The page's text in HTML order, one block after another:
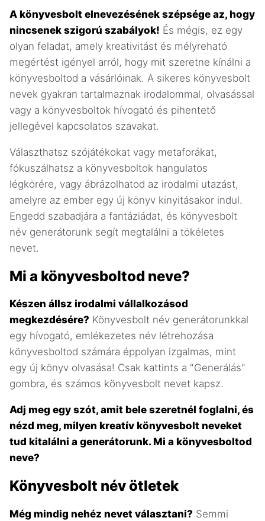
A könyvesbolt elnevezésének szépsége az, hogy
nincsenek szigorú szabályok! És mégis, ez egy
olyan feladat, amely kreativitást és mélyreható
megértést igényel arról, hogy mit szeretne kínálni a
könyvesboltod a vásárlóinak. A sikeres könyvesbolt
nevek gyakran tartalmaznak irodalommal, olvasással
vagy a könyvesboltok hívogató és pihentető
jellegével kapcsolatos szavakat.
Választhatsz szójátékokat vagy metaforákat,
fókuszálhatsz a könyvesboltok hangulatos
légkörére, vagy ábrázolhatod az irodalmi utazást,
amelyre az ember egy új könyv kinyitásakor indul.
Engedd szabadjára a fantáziádat, és könyvesbolt
név generátorunk segít megtalálni a tökéletes
nevet.
Mi a könyvesboltod neve?
Készen állsz irodalmi vállalkozásod
megkezdésére? Könyvesbolt név generátorunkkal
egy hívogató, emlékezetes név létrehozása
könyvesboltod számára éppolyan izgalmas, mint
egy új könyv olvasása! Csak kattints a "Generálás"
gombra, és számos könyvesbolt nevet kapsz.
Adj meg egy szót, amit bele szeretnél foglalni, és
nézd meg, milyen kreatív könyvesbolt neveket
tud kitalálni a generátorunk. Mi a könyvesboltod
neve?
Könyvesbolt név ötletek
Még mindig nehéz nevet választani? Semmi